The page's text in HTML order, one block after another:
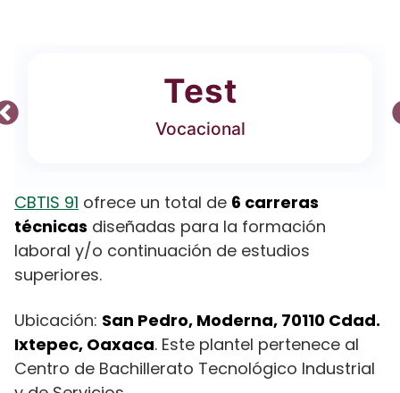
Test
Vocacional
CBTIS 91 ofrece un total de 6 carreras
técnicas diseñadas para la formación
laboral y/o continuación de estudios
superiores.
Ubicación: San Pedro, Moderna, 70110 Cdad.
Ixtepec, Oaxaca. Este plantel pertenece al
Centro de Bachillerato Tecnológico Industrial